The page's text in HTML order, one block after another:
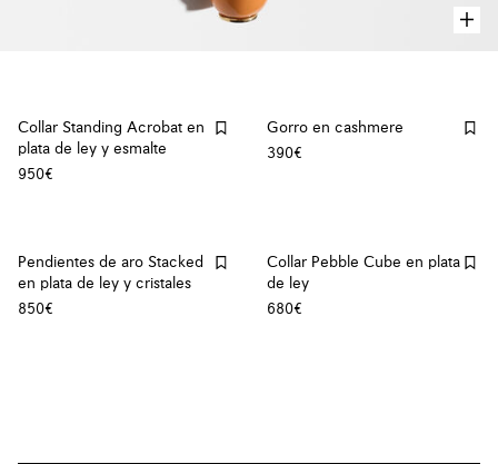
Collar Standing Acrobat en
plata de ley y esmalte
950€
Gorro en cashmere
390€
Pendientes de aro Stacked
en plata de ley y cristales
850€
Collar Pebble Cube en plata
de ley
680€